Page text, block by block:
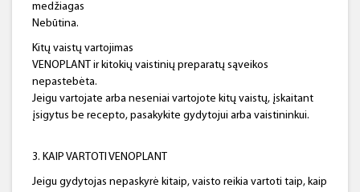
medžiagas
Nebūtina.
Kitų vaistų vartojimas
VENOPLANT ir kitokių vaistinių preparatų sąveikos
nepastebėta.
Jeigu vartojate arba neseniai vartojote kitų vaistų, įskaitant
įsigytus be recepto, pasakykite gydytojui arba vaistininkui.
3. KAIP VARTOTI VENOPLANT
Jeigu gydytojas nepaskyrė kitaip, vaisto reikia vartoti taip, kaip